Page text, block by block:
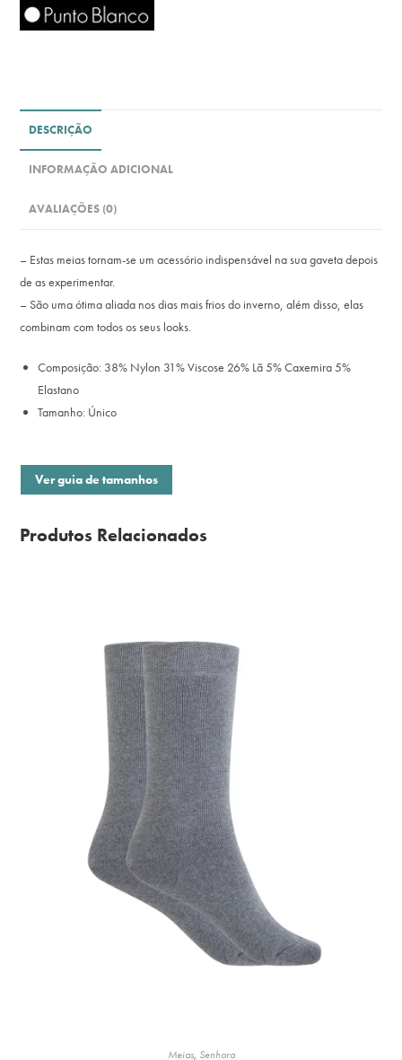
DESCRIÇÃO
INFORMAÇÃO ADICIONAL
AVALIAÇÕES (0)
– Estas meias tornam-se um acessório indispensável na sua gaveta depois
de as experimentar.
– São uma ótima aliada nos dias mais frios do inverno, além disso, elas
combinam com todos os seus looks.
Composição: 38% Nylon 31% Viscose 26% Lã 5% Caxemira 5%
Elastano
Tamanho: Único
Ver guia de tamanhos
Produtos Relacionados
Meias, Senhora